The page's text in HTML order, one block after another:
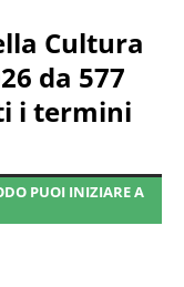
Cultura
da 577
i termini
PUOI INIZIARE A